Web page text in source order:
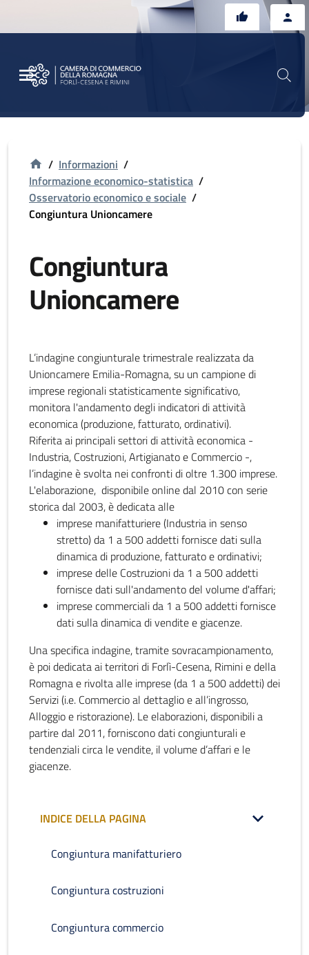
/ Informazioni /
Informazione economico-statistica /
Osservatorio economico e sociale /
Congiuntura Unioncamere
Congiuntura
Unioncamere
L’indagine congiunturale trimestrale realizzata da
Unioncamere Emilia-Romagna, su un campione di
imprese regionali statisticamente significativo,
monitora l'andamento degli indicatori di attività
economica (produzione, fatturato, ordinativi).
Riferita ai principali settori di attività economica -
Industria, Costruzioni, Artigianato e Commercio -,
l’indagine è svolta nei confronti di oltre 1.300 imprese.
L'elaborazione, disponibile online dal 2010 con serie
storica dal 2003, è dedicata alle
imprese manifatturiere (Industria in senso
stretto) da 1 a 500 addetti fornisce dati sulla
dinamica di produzione, fatturato e ordinativi;
imprese delle Costruzioni da 1 a 500 addetti
fornisce dati sull'andamento del volume d'affari;
imprese commerciali da 1 a 500 addetti fornisce
dati sulla dinamica di vendite e giacenze.
Una specifica indagine, tramite sovracampionamento,
è poi dedicata ai territori di Forlì-Cesena, Rimini e della
Romagna e rivolta alle imprese (da 1 a 500 addetti) dei
Servizi (i.e. Commercio al dettaglio e all’ingrosso,
Alloggio e ristorazione). Le elaborazioni, disponibili a
partire dal 2011, forniscono dati congiunturali e
tendenziali circa le vendite, il volume d’affari e le
giacenze.
INDICE DELLA PAGINA
Congiuntura manifatturiero
Congiuntura costruzioni
Congiuntura commercio